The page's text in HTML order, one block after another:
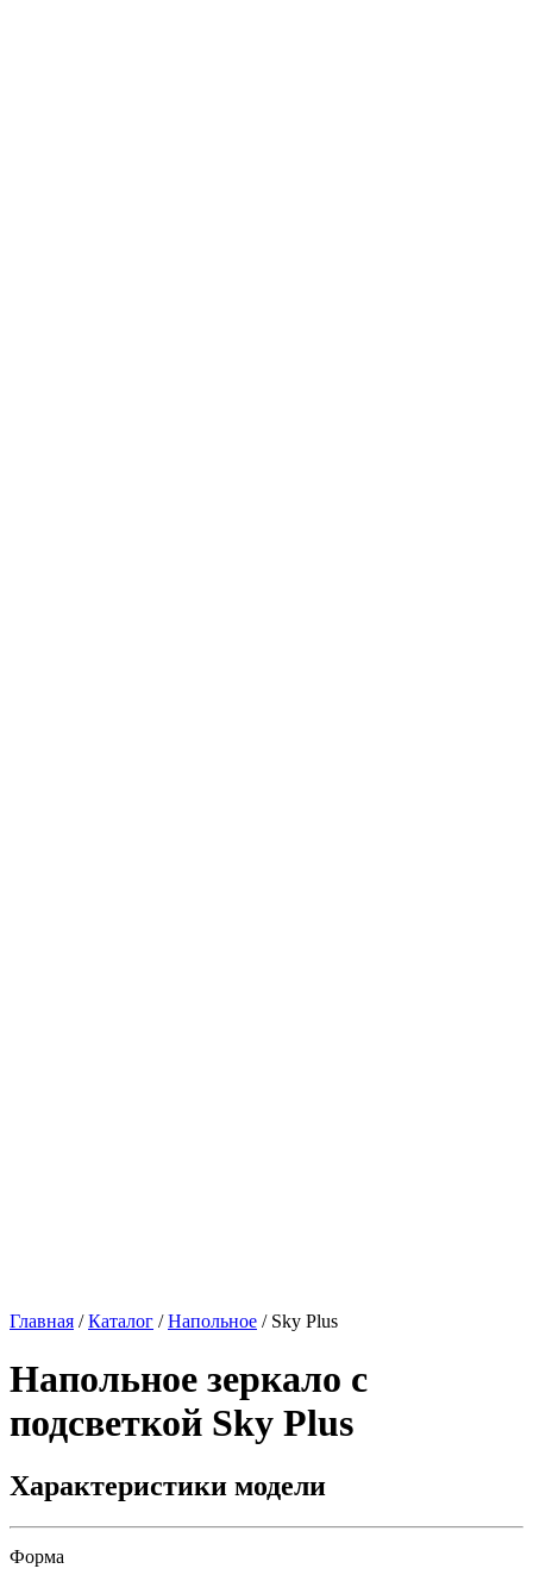
Главная /Каталог /Напольное / Sky Plus
Напольное зеркало с
подсветкой Sky Plus
Характеристики модели
Форма